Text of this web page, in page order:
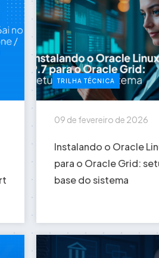
TRILHA TÉCNICA
09 de fevereiro de 2026
Instalando o Oracle
para o Oracle Grid:
base do sistema